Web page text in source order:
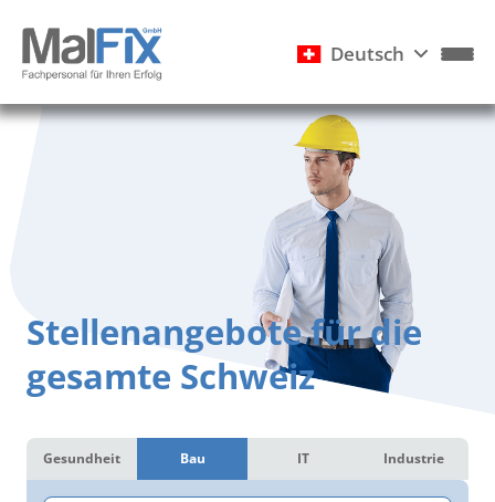
Deutsch
Stellenangebote für die
gesamte Schweiz
Gesundheit Bau IT Industrie